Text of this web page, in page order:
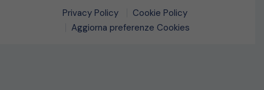
Privacy Policy
Cookie Policy
Aggiorna preferenze Cookies